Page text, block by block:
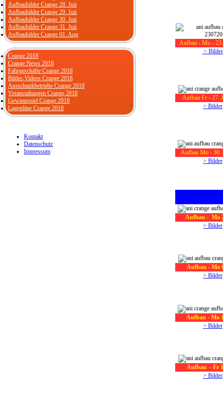
Aufbau - Mo -
> Bilder
Aufbau Fr - 27.
> Bilder
Aufbau Mo - 30.
> Bilder
Aufbau - Mo
> Bilder
Aufbau - Mo
> Bilder
Aufbau - Mo
> Bilder
Aufbau - Fr
> Bilder
Aufbaubilder Crange 28. Juii
Aufbaubilder Crange 29. Juii
Aufbaubilder Crange 30. Juii
Aufbaubilder Crange 31. Juii
Aufbaubilder Crange 01. Aug
Crange 2018
Crange News 2018
Fahrgeschäfte Crange 2018
Bilder-Videos Crange 2018
Ausschankbetriebe Crange 2018
Veranstaltungen Crange 2018
Gewinnspiel Crange 2018
Lagepläne Crange 2018
Kontakt
Datenschutz
Impressum